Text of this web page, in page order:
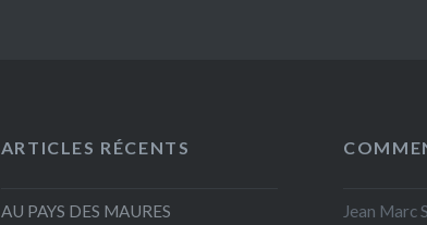
ARTICLES RÉCENTS
AU PAYS DES MAURES Jean Marc